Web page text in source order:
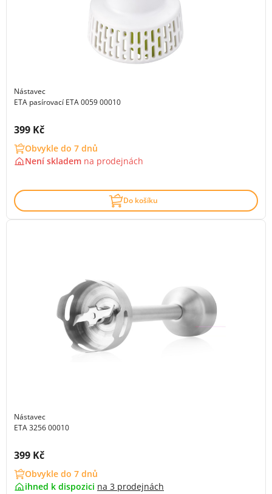
Nástavec
ETA pasírovací ETA 0059 00010
Cena s DPH:
399 Kč
Obvykle do 7 dnů
Není skladem na prodejnách
Do košíku
Nástavec
ETA 3256 00010
Cena s DPH:
399 Kč
Obvykle do 7 dnů
ihned k dispozici na 3 prodejnách